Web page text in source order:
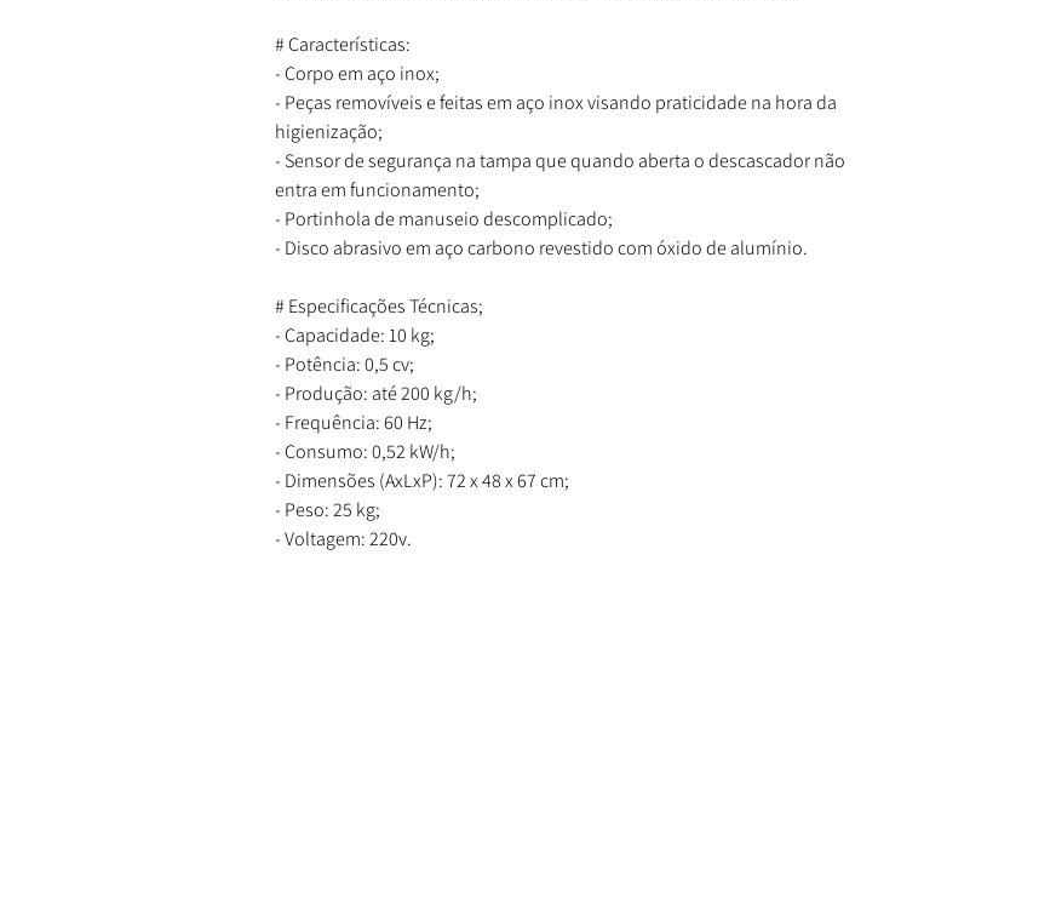
# Características:
- Corpo em aço inox;
- Peças removíveis e feitas em aço inox visando praticidade na hora da
higienização;
- Sensor de segurança na tampa que quando aberta o descascador não
entra em funcionamento;
- Portinhola de manuseio descomplicado;
- Disco abrasivo em aço carbono revestido com óxido de alumínio.
# Especificações Técnicas;
- Capacidade: 10 kg;
- Potência: 0,5 cv;
- Produção: até 200 kg/h;
- Frequência: 60 Hz;
- Consumo: 0,52 kW/h;
- Dimensões (AxLxP): 72 x 48 x 67 cm;
- Peso: 25 kg;
- Voltagem: 220v.